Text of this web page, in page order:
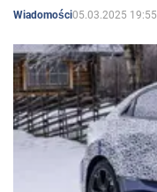
Wiadomości05.03.2025 19:55